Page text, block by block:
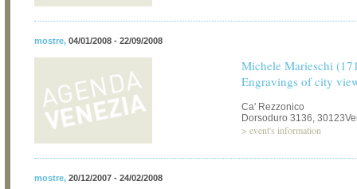
mostre, 04/01/2008 - 22/09/2008
Michele Marieschi
Engravings of city
Ca' Rezzonico
Dorsoduro 3136,
> event's information
mostre, 20/12/2007 - 24/02/2008